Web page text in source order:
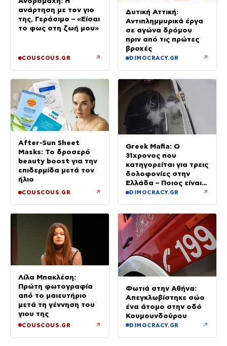
ανάρτηση με τον γιο
της, Γεράσιμο – «Είσαι
το φως στη ζωή μου»
COUSCOUS.GR ↗
Δυτική Αττική:
Αντιπλημμυρικά έργα
σε αγώνα δρόμου
πριν από τις πρώτες
βροχές
DIMOCRACY.GR ↗
After-Sun Sheet
Masks: Το δροσερό
beauty boost για την
επιδερμίδα μετά τον
ήλιο
COUSCOUS.GR ↗
Greek Mafia: Ο
31χρονος που
κατηγορείται για τρεις
δολοφονίες στην
Ελλάδα – Ποιος είναι
το «πιστόλι» του Έντικ
DIMOCRACY.GR ↗
Λίλα Μπακλέση:
Πρώτη φωτογραφία
από το μαιευτήριο
μετά τη γέννηση του
γιου της
COUSCOUS.GR ↗
Φωτιά στην Αθήνα:
Απεγκλωβίστηκε σώο
ένα άτομο στην οδό
Κουμουνδούρου
DIMOCRACY.GR ↗